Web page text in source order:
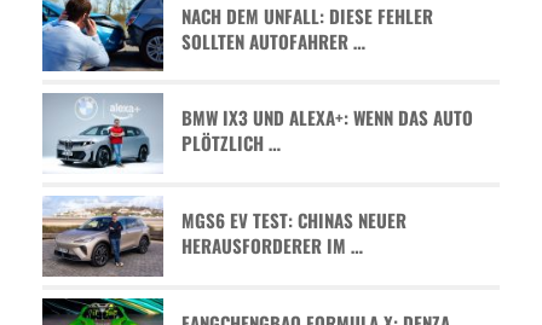
NACH DEM UNFALL: DIESE FEHLER
SOLLTEN AUTOFAHRER …
BMW IX3 UND ALEXA+: WENN DAS AUTO
PLÖTZLICH …
MGS6 EV TEST: CHINAS NEUER
HERAUSFORDERER IM …